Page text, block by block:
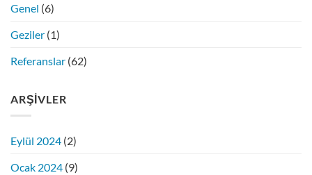
Genel (6)
Geziler (1)
Referanslar (62)
ARŞIVLER
Eylül 2024 (2)
Ocak 2024 (9)